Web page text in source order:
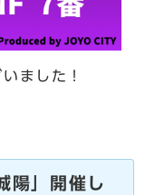
ました！
陽」開催し